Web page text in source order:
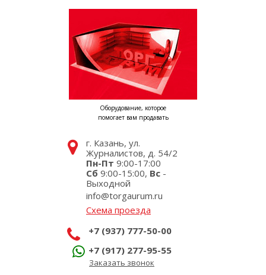
Оборудование, которое
помогает вам продавать
г. Казань, ул.
Журналистов, д. 54/2
Пн-Пт 9:00-17:00
Сб 9:00-15:00, Вс -
Выходной
info@torgaurum.ru
Схема проезда
+7 (937) 777-50-00
+7 (917) 277-95-55
Заказать звонок